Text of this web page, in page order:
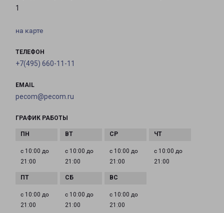
1
на карте
ТЕЛЕФОН
+7(495) 660-11-11
EMAIL
pecom@pecom.ru
ГРАФИК РАБОТЫ
с 10:00 до
21:00
с 10:00 до
21:00
с 10:00 до
21:00
с 10:00 до
21:00
с 10:00 до
21:00
с 10:00 до
21:00
с 10:00 до
21:00